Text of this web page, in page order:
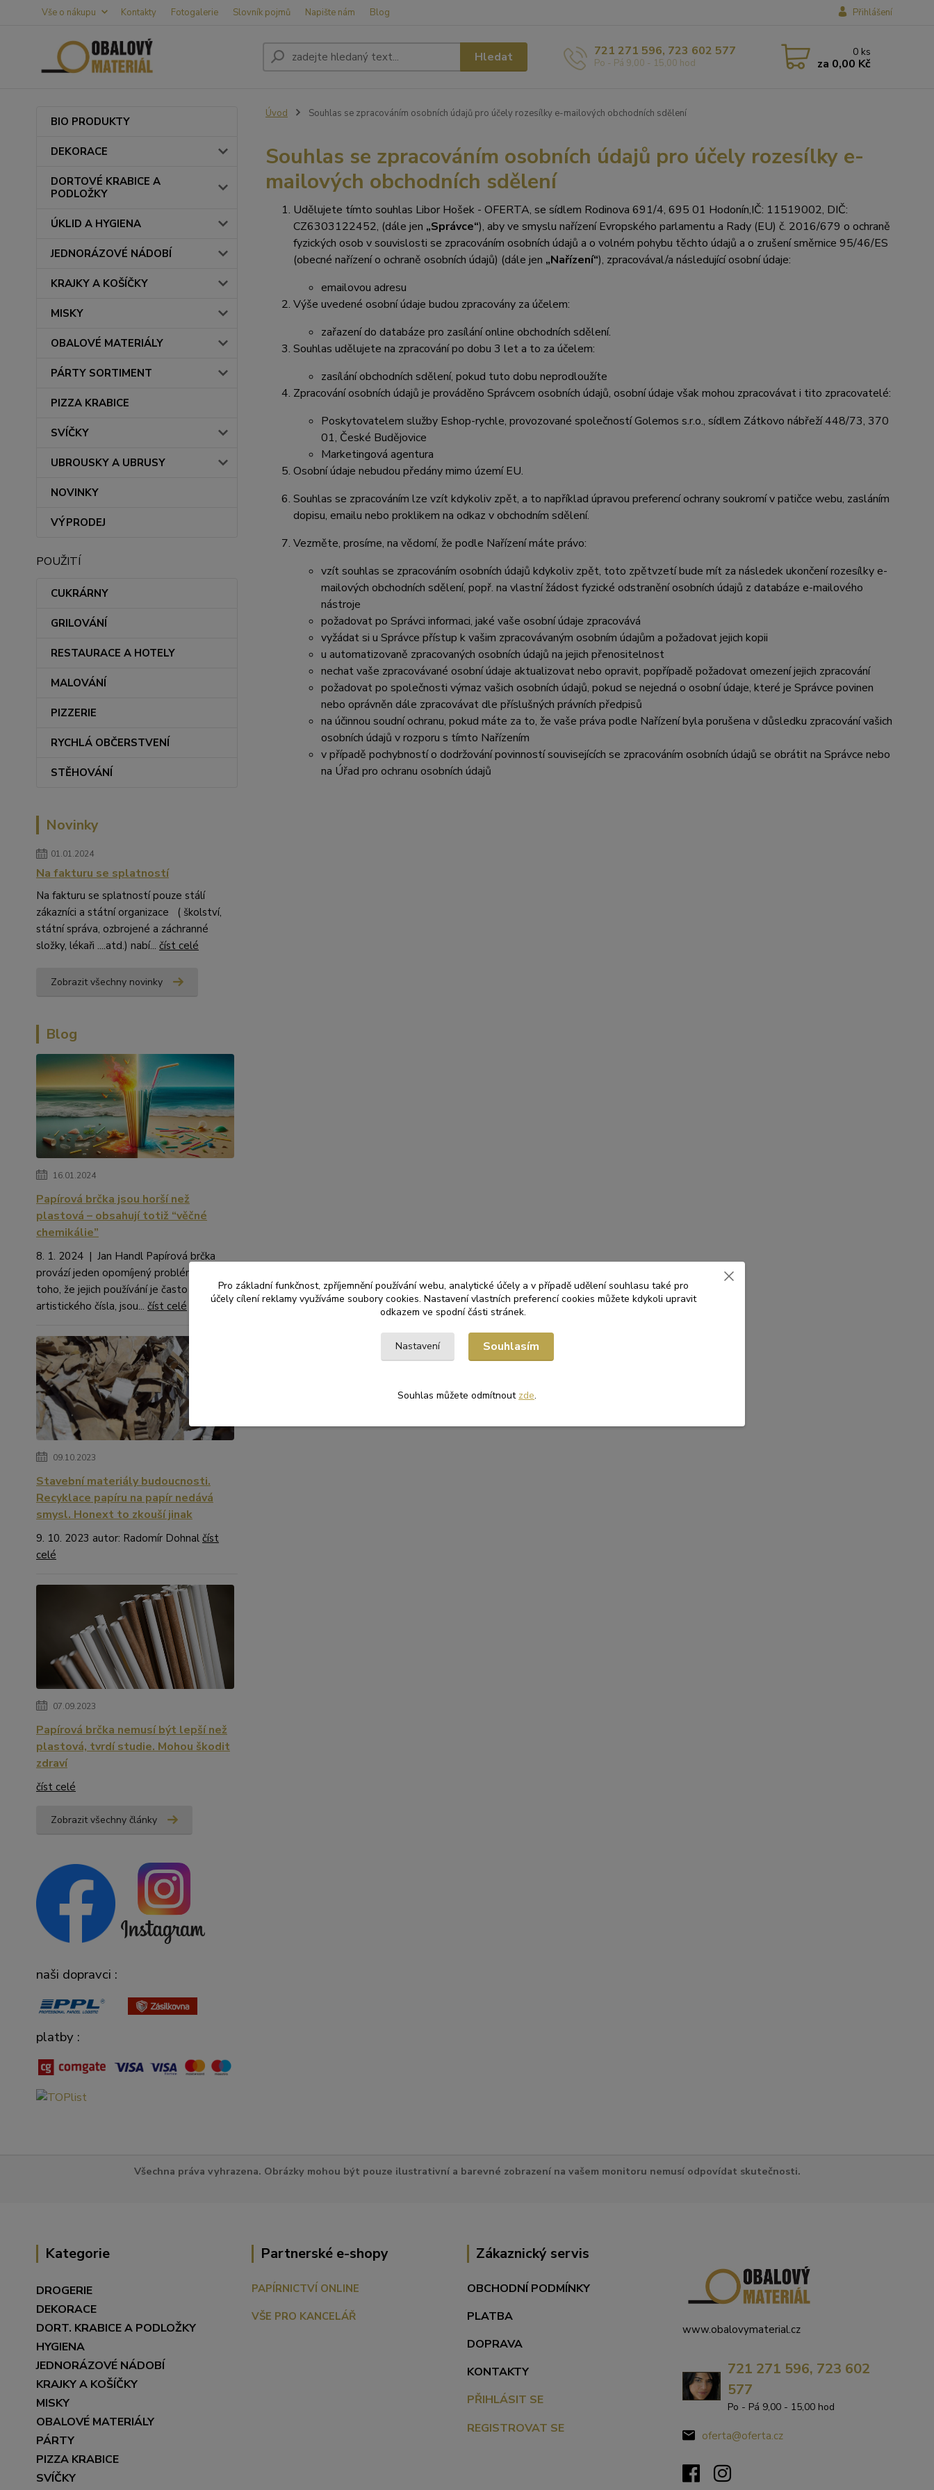
Vše o nákupu Kontakty Fotogalerie Slovník pojmů Napište nám Blog Přihlášení
Hledat 721 271 596, 723 602 577
Po - Pá 9,00 - 15,00 hod
0 ks
za 0,00 Kč
BIO PRODUKTY
DEKORACE
DORTOVÉ KRABICE A
PODLOŽKY
ÚKLID A HYGIENA
JEDNORÁZOVÉ NÁDOBÍ
KRAJKY A KOŠÍČKY
MISKY
OBALOVÉ MATERIÁLY
PÁRTY SORTIMENT
PIZZA KRABICE
SVÍČKY
UBROUSKY A UBRUSY
NOVINKY
VÝPRODEJ
POUŽITÍ
CUKRÁRNY
GRILOVÁNÍ
RESTAURACE A HOTELY
MALOVÁNÍ
PIZZERIE
RYCHLÁ OBČERSTVENÍ
STĚHOVÁNÍ
Novinky
01.01.2024
Na fakturu se splatností
Na fakturu se splatností pouze stálí
zákazníci a státní organizace ( školství,
státní správa, ozbrojené a záchranné
složky, lékaři ....atd.) nabí... číst celé
Zobrazit všechny novinky
Blog
16.01.2024
Papírová brčka jsou horší než
plastová – obsahují totiž “věčné
chemikálie”
8. 1. 2024 | Jan Handl Papírová brčka
provází jeden opomíjený problém. Kromě
toho, že jejich používání je často na hraně
artistického čísla, jsou... číst celé
09.10.2023
Stavební materiály budoucnosti.
Recyklace papíru na papír nedává
smysl. Honext to zkouší jinak
9. 10. 2023 autor: Radomír Dohnal číst
celé
07.09.2023
Papírová brčka nemusí být lepší než
plastová, tvrdí studie. Mohou škodit
zdraví
číst celé
Zobrazit všechny články
naši dopravci :
platby :
Úvod Souhlas se zpracováním osobních údajů pro účely rozesílky e-mailových obchodních sdělení
Souhlas se zpracováním osobních údajů pro účely rozesílky e-
mailových obchodních sdělení
Udělujete tímto souhlas Libor Hošek - OFERTA, se sídlem Rodinova 691/4, 695 01 Hodonín,IČ: 11519002, DIČ:
CZ6303122452, (dále jen „Správce“), aby ve smyslu nařízení Evropského parlamentu a Rady (EU) č. 2016/679 o ochraně
fyzických osob v souvislosti se zpracováním osobních údajů a o volném pohybu těchto údajů a o zrušení směrnice 95/46/ES
(obecné nařízení o ochraně osobních údajů) (dále jen „Nařízení“), zpracovával/a následující osobní údaje:
emailovou adresu
Výše uvedené osobní údaje budou zpracovány za účelem:
zařazení do databáze pro zasílání online obchodních sdělení.
Souhlas udělujete na zpracování po dobu 3 let a to za účelem:
zasílání obchodních sdělení, pokud tuto dobu neprodloužíte
Zpracování osobních údajů je prováděno Správcem osobních údajů, osobní údaje však mohou zpracovávat i tito zpracovatelé:
Poskytovatelem služby Eshop-rychle, provozované společností Golemos s.r.o., sídlem Zátkovo nábřeží 448/73, 370
01, České Budějovice
Marketingová agentura
Osobní údaje nebudou předány mimo území EU.
Souhlas se zpracováním lze vzít kdykoliv zpět, a to například úpravou preferencí ochrany soukromí v patičce webu, zasláním
dopisu, emailu nebo proklikem na odkaz v obchodním sdělení.
Vezměte, prosíme, na vědomí, že podle Nařízení máte právo:
vzít souhlas se zpracováním osobních údajů kdykoliv zpět, toto zpětvzetí bude mít za následek ukončení rozesílky e-
mailových obchodních sdělení, popř. na vlastní žádost fyzické odstranění osobních údajů z databáze e-mailového
nástroje
požadovat po Správci informaci, jaké vaše osobní údaje zpracovává
vyžádat si u Správce přístup k vašim zpracovávaným osobním údajům a požadovat jejich kopii
u automatizovaně zpracovaných osobních údajů na jejich přenositelnost
nechat vaše zpracovávané osobní údaje aktualizovat nebo opravit, popřípadě požadovat omezení jejich zpracování
požadovat po společnosti výmaz vašich osobních údajů, pokud se nejedná o osobní údaje, které je Správce povinen
nebo oprávněn dále zpracovávat dle příslušných právních předpisů
na účinnou soudní ochranu, pokud máte za to, že vaše práva podle Nařízení byla porušena v důsledku zpracování vašich
osobních údajů v rozporu s tímto Nařízením
v případě pochybností o dodržování povinností souvisejících se zpracováním osobních údajů se obrátit na Správce nebo
na Úřad pro ochranu osobních údajů
Všechna práva vyhrazena. Obrázky mohou být pouze ilustrativní a barevné zobrazení na vašem monitoru nemusí odpovídat skutečnosti.
Kategorie
DROGERIE
DEKORACE
DORT. KRABICE A PODLOŽKY
HYGIENA
JEDNORÁZOVÉ NÁDOBÍ
KRAJKY A KOŠÍČKY
MISKY
OBALOVÉ MATERIÁLY
PÁRTY
PIZZA KRABICE
SVÍČKY
Partnerské e-shopy
PAPÍRNICTVÍ ONLINE
VŠE PRO KANCELÁŘ
Zákaznický servis
OBCHODNÍ PODMÍNKY
PLATBA
DOPRAVA
KONTAKTY
PŘIHLÁSIT SE
REGISTROVAT SE
www.obalovymaterial.cz
721 271 596, 723 602
577
Po - Pá 9,00 - 15,00 hod
oferta@oferta.cz
Pro základní funkčnost, zpříjemnění používání webu, analytické účely a v případě udělení souhlasu také pro
účely cílení reklamy využíváme soubory cookies. Nastavení vlastních preferencí cookies můžete kdykoli upravit
odkazem ve spodní části stránek.
Nastavení Souhlasím
Souhlas můžete odmítnout zde.